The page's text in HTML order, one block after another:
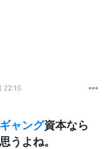
22:10
ギャング資本なら
うよね。